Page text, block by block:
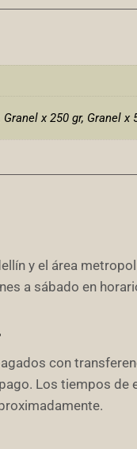
x 250 gr, Granel x
y el área
a sábado en
con
Los tiempos